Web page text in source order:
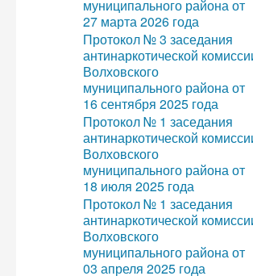
муниципального района от
27 марта 2026 года
Протокол № 3 заседания
антинаркотической
Волховского
муниципального района от
16 сентября 2025 года
Протокол № 1 заседания
антинаркотической
Волховского
муниципального района от
18 июля 2025 года
Протокол № 1 заседания
антинаркотической
Волховского
муниципального района от
03 апреля 2025 года